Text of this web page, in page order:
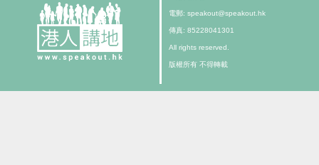
電郵: speakout@speakout.hk
傳真: 85228041301
All rights reserved.
版權所有 不得轉載